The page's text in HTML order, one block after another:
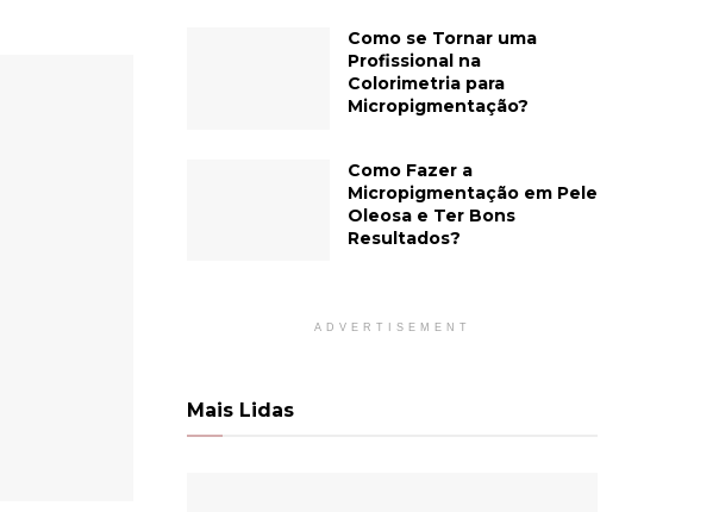
Como se Tornar uma
Profissional na
Colorimetria para
Micropigmentação?
Como Fazer a
Micropigmentação em Pele
Oleosa e Ter Bons
Resultados?
ADVERTISEMENT
Mais Lidas